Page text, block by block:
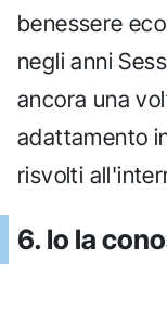
benessere
negli anni
ancora una
adattamento
risvolti
6. Io la